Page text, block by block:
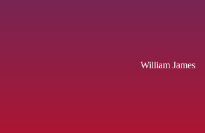
William James